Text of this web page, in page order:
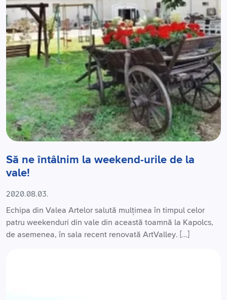
Să ne întâlnim la weekend-urile de la
vale!
2020.08.03.
Echipa din Valea Artelor salută mulțimea în timpul celor
patru weekenduri din vale din această toamnă la Kapolcs,
de asemenea, în sala recent renovată ArtValley. […]